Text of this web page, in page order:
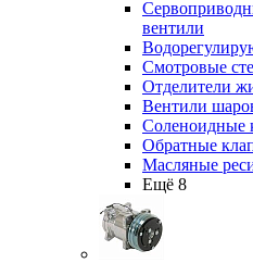
вентили
Смотровые
Отделители
Вентили
Соленоидные
Обратные
Масляные
Ещё 8